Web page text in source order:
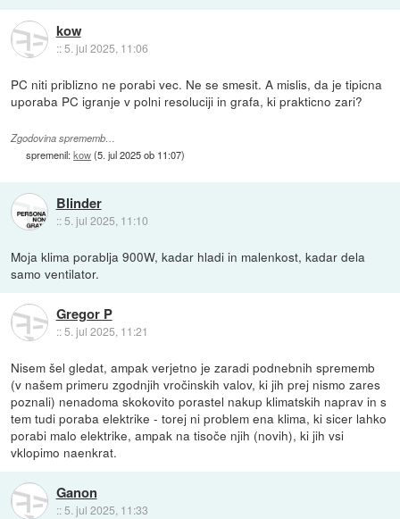
kow
::5. jul 2025, 11:06
PC niti priblizno ne porabi vec. Ne se smesit. A mislis, da je tipicna
uporaba PC igranje v polni resoluciji in grafa, ki prakticno zari?
Zgodovina sprememb…
spremenil:kow(5. jul 2025 ob 11:07)
Blinder
:: 5. jul 2025, 11:10
Moja klima porablja 900W, kadar hladi in malenkost, kadar dela
samo ventilator.
Gregor P
::5. jul 2025, 11:21
Nisem šel gledat, ampak verjetno je zaradi podnebnih sprememb
(v našem primeru zgodnjih vročinskih valov, ki jih prej nismo zares
poznali) nenadoma skokovito porastel nakup klimatskih naprav in s
tem tudi poraba elektrike - torej ni problem ena klima, ki sicer lahko
porabi malo elektrike, ampak na tisoče njih (novih), ki jih vsi
vklopimo naenkrat.
Ganon
:: 5. jul 2025, 11:33